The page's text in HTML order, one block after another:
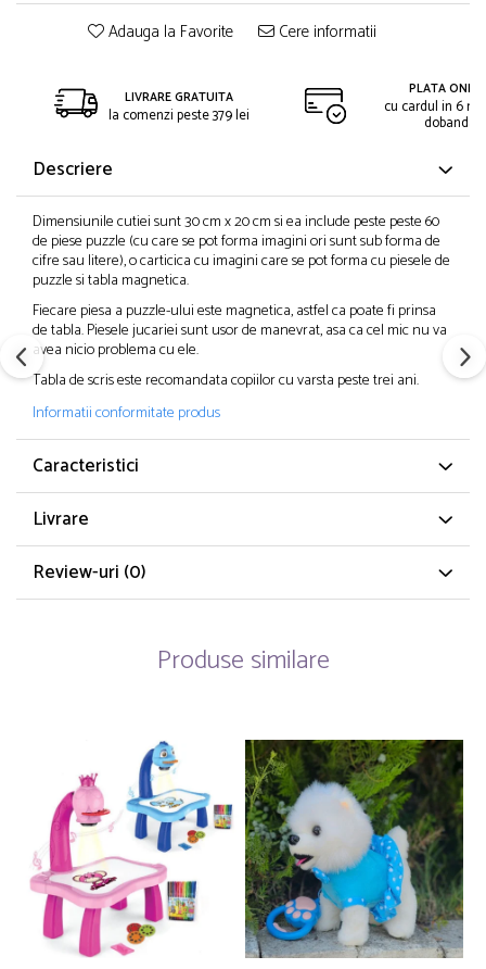
Adauga la Favorite Cere informatii
LIVRARE GRATUITA
la comenzi peste 379 lei
PLATA
cu cardul in 6
dobanda
Descriere
Dimensiunile cutiei sunt 30 cm x 20 cm si ea include peste peste 60
de piese puzzle (cu care se pot forma imagini ori sunt sub forma de
cifre sau litere), o carticica cu imagini care se pot forma cu piesele de
puzzle si tabla magnetica.
Fiecare piesa a puzzle-ului este magnetica, astfel ca poate fi prinsa
de tabla. Piesele jucariei sunt usor de manevrat, asa ca cel mic nu va
avea nicio problema cu ele.
Tabla de scris este recomandata copiilor cu varsta peste trei ani.
Informatii conformitate produs
Caracteristici
Livrare
Review-uri (0)
Produse similare